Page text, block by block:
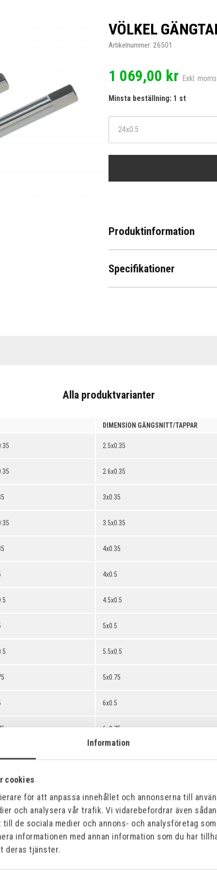
Information
cookies
för att anpassa innehållet och annonserna till
och analysera vår trafik. Vi vidarebefordrar även
de sociala medier och annons- och analysföretag
informationen med annan information som du har
deras tjänster.
VÖLKEL
Artikelnummer: 26501
1 069,00 kr Exkl. moms
Minsta beställning: 1 st
Produktinformation
Specifikationer
Alla produktvarianter
DIMENSION GÄNGSNITT/TAPPAR
2.5x0.35
2.6x0.35
3x0.35
3.5x0.35
4x0.35
4x0.5
4.5x0.5
5x0.5
5.5x0.5
5x0.75
6x0.5
6x0.75
8x0.5
8x0.75